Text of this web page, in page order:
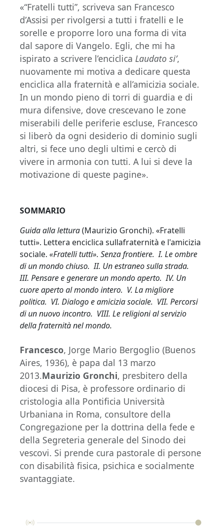
«“Fratelli tutti”, scriveva san Francesco
d’Assisi per rivolgersi a tutti i fratelli e le
sorelle e proporre loro una forma di vita
dal sapore di Vangelo. Egli, che mi ha
ispirato a scrivere l’enciclica Laudato si’,
nuovamente mi motiva a dedicare questa
enciclica alla fraternità e all’amicizia sociale.
In un mondo pieno di torri di guardia e di
mura difensive, dove crescevano le zone
miserabili delle periferie escluse, Francesco
si liberò da ogni desiderio di dominio sugli
altri, si fece uno degli ultimi e cercò di
vivere in armonia con tutti. A lui si deve la
motivazione di queste pagine».
SOMMARIO
Guida alla lettura(Maurizio Gronchi). «Fratelli
tutti». Lettera enciclica sullafraternità e l'amicizia
sociale. «Fratelli tutti». Senza frontiere. I. Le ombre
di un mondo chiuso. II. Un estraneo sulla strada.
III. Pensare e generare un mondo aperto. IV. Un
cuore aperto al mondo intero. V. La migliore
politica. VI. Dialogo e amicizia sociale. VII. Percorsi
di un nuovo incontro. VIII. Le religioni al servizio
della fraternità nel mondo.
Francesco, Jorge Mario Bergoglio (Buenos
Aires, 1936), è papa dal 13 marzo
2013.Maurizio Gronchi, presbitero della
diocesi di Pisa, è professore ordinario di
cristologia alla Pontificia Università
Urbaniana in Roma, consultore della
Congregazione per la dottrina della fede e
della Segreteria generale del Sinodo dei
vescovi. Si prende cura pastorale di persone
con disabilità fisica, psichica e socialmente
svantaggiate.